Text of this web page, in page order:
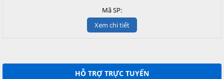
Mã SP:
Xem chi tiết
HỖ TRỢ TRỰC TUYẾN